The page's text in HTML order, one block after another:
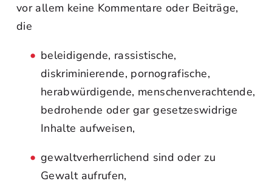
vor allem keine Kommentare oder Beiträge,
die
beleidigende, rassistische,
diskriminierende, pornografische,
herabwürdigende, menschenverachtende,
bedrohende oder gar gesetzeswidrige
Inhalte aufweisen,
gewaltverherrlichend sind oder zu
Gewalt aufrufen,